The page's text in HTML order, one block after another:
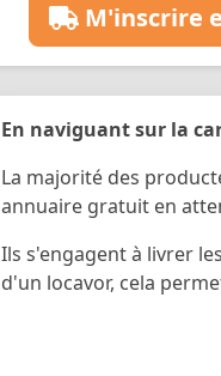
M'inscrire
En naviguant sur la
La majorité des
annuaire gratuit en
Ils s'engagent à livrer
d'un locavor, cela